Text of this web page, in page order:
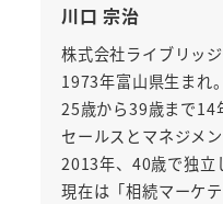
川口 宗治
株式会社ライブリッジ
1973年富山県生まれ。
25歳から39歳まで14
セールスとマネジメン
2013年、40歳で独立
現在は「相続マーケ